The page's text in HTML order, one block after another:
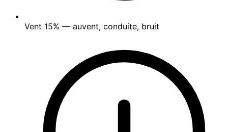
Vent 15% — auvent, conduite, bruit